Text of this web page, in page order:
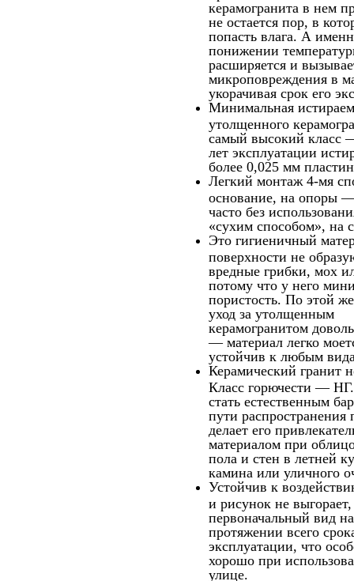
керамогранита в нем
не остается пор, в
попасть влага. А
понижении
расширяется и
микроповреждения в
укорачивая срок его
Минимальная
утолщенного
самый высокий класс
лет эксплуатации
более 0,025 мм
Легкий монтаж 4-мя
основание, на опоры
часто без
«сухим способом», на
Это гигиеничный
поверхности не
вредные грибки, мох
потому что у него
пористость. По этой
уход за утолщенным
керамогранитом
— материал легко
устойчив к любым
Керамический гранит
Класс горючести —
стать естественным
пути распространения
делает его
материалом при
пола и стен в летней
камина или уличного
Устойчив к
и рисунок не выгорает,
первоначальный вид на
протяжении всего
эксплуатации, что
хорошо при
улице.